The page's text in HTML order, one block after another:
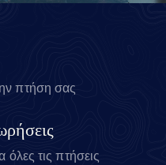
πτήση σας
όλες τις πτήσεις